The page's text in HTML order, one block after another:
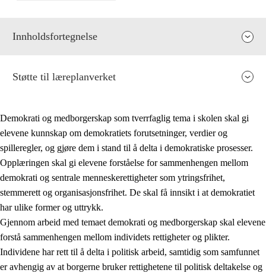
Innholdsfortegnelse
2. Prinsipper for læring, utvikling og danning
2.1 Sosial læring og utvikling
Støtte til læreplanverket
Demokrati og medborgerskap som tverrfaglig tema i skolen skal gi
elevene kunnskap om demokratiets forutsetninger, verdier og
spilleregler, og gjøre dem i stand til å delta i demokratiske prosesser.
Opplæringen skal gi elevene forståelse for sammenhengen mellom
demokrati og sentrale menneskerettigheter som ytringsfrihet,
stemmerett og organisasjonsfrihet. De skal få innsikt i at demokratiet
har ulike former og uttrykk.
Gjennom arbeid med temaet demokrati og medborgerskap skal elevene
forstå sammenhengen mellom individets rettigheter og plikter.
Individene har rett til å delta i politisk arbeid, samtidig som samfunnet
er avhengig av at borgerne bruker rettighetene til politisk deltakelse og